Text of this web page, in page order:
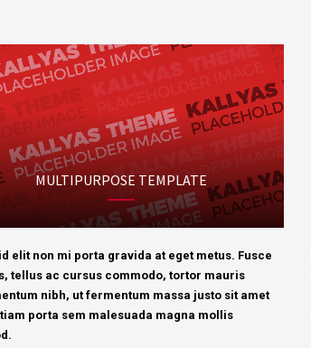
MULTIPURPOSE TEMPLATE
elit non mi porta gravida at eget metus. Fusce
tellus ac cursus commodo, tortor mauris
nibh, ut fermentum massa justo sit amet
porta sem malesuada magna mollis